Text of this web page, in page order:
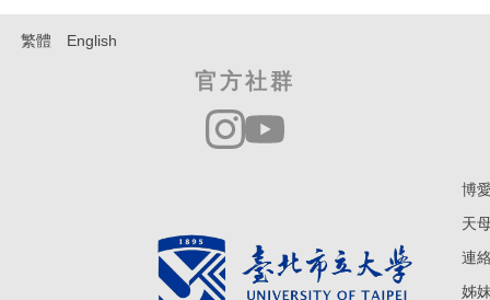
繁體 English
官方社群
博
天
連
姊